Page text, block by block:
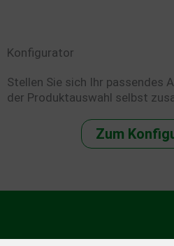
Konfigurator
Stellen Sie sich Ihr passendes
der Produktauswahl selbst
Zum